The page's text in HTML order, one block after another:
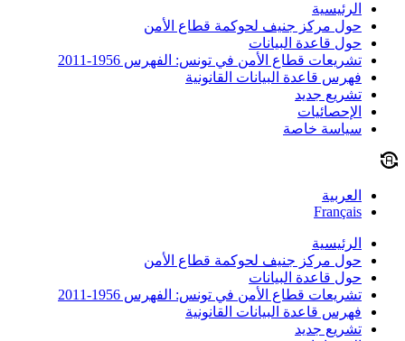
الرئيسية
حول مركز جنيف لحوكمة قطاع الأمن
حول قاعدة البيانات
تشريعات قطاع الأمن في تونس: الفهرس 1956-2011
فهرس قاعدة البيانات القانونية
تشريع جديد
الإحصائيات
سياسة خاصة
العربية
Français
الرئيسية
حول مركز جنيف لحوكمة قطاع الأمن
حول قاعدة البيانات
تشريعات قطاع الأمن في تونس: الفهرس 1956-2011
فهرس قاعدة البيانات القانونية
تشريع جديد